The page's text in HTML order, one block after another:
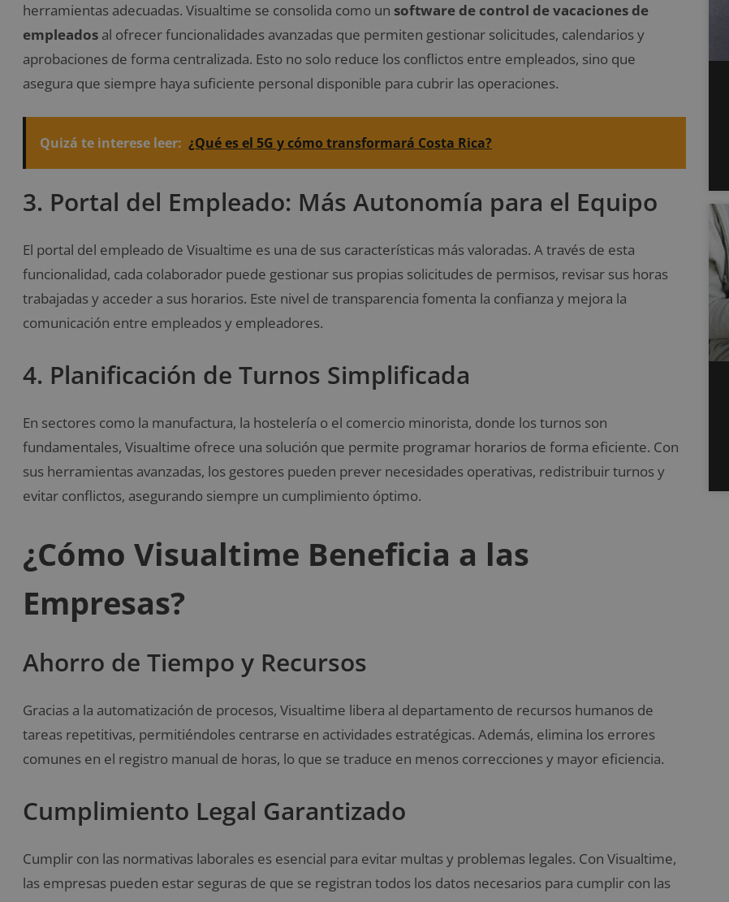
herramientas adecuadas. Visualtime se consolida como un software de control de vacaciones de
empleados al ofrecer funcionalidades avanzadas que permiten gestionar solicitudes, calendarios y
aprobaciones de forma centralizada. Esto no solo reduce los conflictos entre empleados, sino que
asegura que siempre haya suficiente personal disponible para cubrir las operaciones.
Quizá te interese leer: ¿Qué es el 5G y cómo transformará Costa Rica?
3. Portal del Empleado: Más Autonomía para el Equipo
El portal del empleado de Visualtime es una de sus características más valoradas. A través de esta
funcionalidad, cada colaborador puede gestionar sus propias solicitudes de permisos, revisar sus horas
trabajadas y acceder a sus horarios. Este nivel de transparencia fomenta la confianza y mejora la
comunicación entre empleados y empleadores.
4. Planificación de Turnos Simplificada
En sectores como la manufactura, la hostelería o el comercio minorista, donde los turnos son
fundamentales, Visualtime ofrece una solución que permite programar horarios de forma eficiente. Con
sus herramientas avanzadas, los gestores pueden prever necesidades operativas, redistribuir turnos y
evitar conflictos, asegurando siempre un cumplimiento óptimo.
¿Cómo Visualtime Beneficia a las
Empresas?
Ahorro de Tiempo y Recursos
Gracias a la automatización de procesos, Visualtime libera al departamento de recursos humanos de
tareas repetitivas, permitiéndoles centrarse en actividades estratégicas. Además, elimina los errores
comunes en el registro manual de horas, lo que se traduce en menos correcciones y mayor eficiencia.
Cumplimiento Legal Garantizado
Cumplir con las normativas laborales es esencial para evitar multas y problemas legales. Con Visualtime,
las empresas pueden estar seguras de que se registran todos los datos necesarios para cumplir con las